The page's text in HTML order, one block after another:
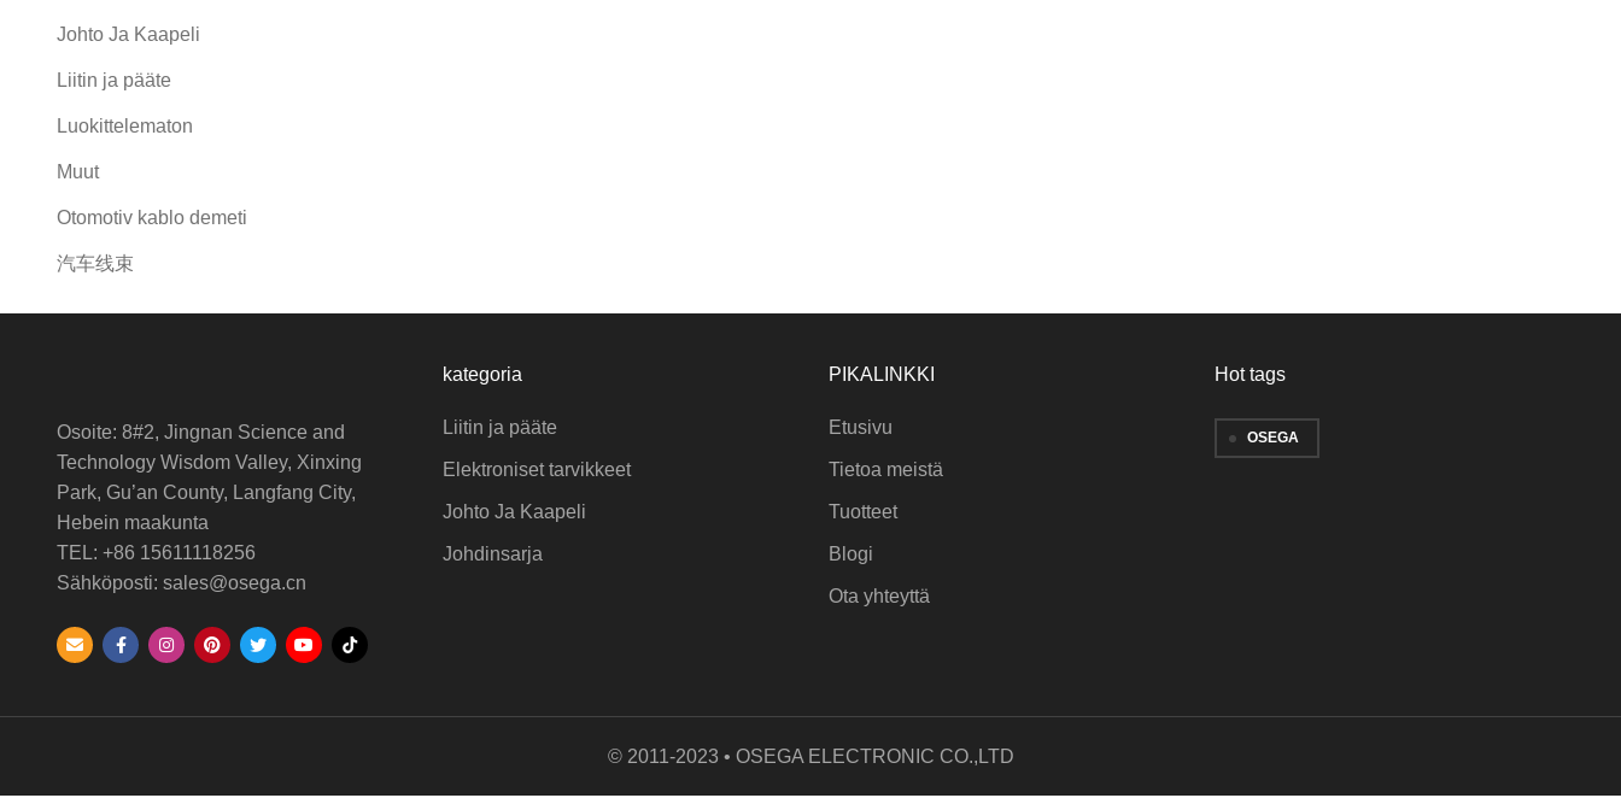
Johto Ja Kaapeli
Liitin ja pääte
Luokittelematon
Muut
Otomotiv kablo demeti
汽车线束
Osoite: 8#2, Jingnan Science and
Technology Wisdom Valley, Xinxing
Park, Gu’an County, Langfang City,
Hebein maakunta
TEL: +86 15611118256
Sähköposti: sales@osega.cn
kategoria
Liitin ja pääte
Elektroniset tarvikkeet
Johto Ja Kaapeli
Johdinsarja
PIKALINKKI
Etusivu
Tietoa meistä
Tuotteet
Blogi
Ota yhteyttä
Hot tags
OSEGA
© 2011-2023 • OSEGA ELECTRONIC CO.,LTD